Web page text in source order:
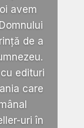
avem
de a
edituri
care
uri în